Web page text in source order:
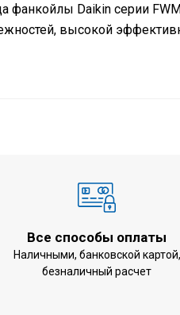
Daikin серии
высокой
Все способы оплаты
Наличными, банковской картой,
безналичный расчет